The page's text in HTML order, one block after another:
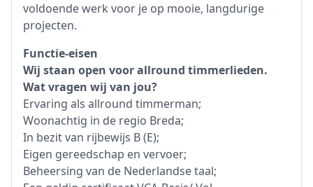
voldoende werk voor je op mooie, langdurige
projecten.
Functie-eisen
Wij staan open voor allround timmerlieden.
Wat vragen wij van jou?
Ervaring als allround timmerman;
Woonachtig in de regio Breda;
In bezit van rijbewijs B (E);
Eigen gereedschap en vervoer;
Beheersing van de Nederlandse taal;